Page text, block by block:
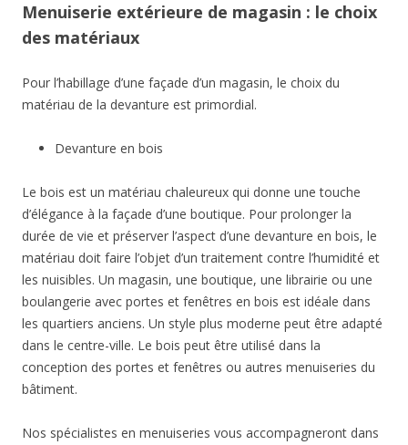
Menuiserie extérieure de magasin : le choix
des matériaux
Pour l’habillage d’une façade d’un magasin, le choix du
matériau de la devanture est primordial.
Devanture en bois
Le bois est un matériau chaleureux qui donne une touche
d’élégance à la façade d’une boutique. Pour prolonger la
durée de vie et préserver l’aspect d’une devanture en bois, le
matériau doit faire l’objet d’un traitement contre l’humidité et
les nuisibles. Un magasin, une boutique, une librairie ou une
boulangerie avec portes et fenêtres en bois est idéale dans
les quartiers anciens. Un style plus moderne peut être adapté
dans le centre-ville. Le bois peut être utilisé dans la
conception des portes et fenêtres ou autres menuiseries du
bâtiment.
Nos spécialistes en menuiseries vous accompagneront dans